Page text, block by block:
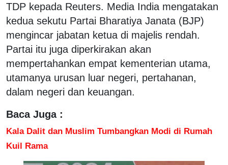
TDP kepada Reuters. Media India mengatakan
kedua sekutu Partai Bharatiya Janata (BJP)
mengincar jabatan ketua di majelis rendah.
Partai itu juga diperkirakan akan
mempertahankan empat kementerian utama,
utamanya urusan luar negeri, pertahanan,
dalam negeri dan keuangan.
Baca Juga :
Kala Dalit dan Muslim Tumbangkan Modi di Rumah
Kuil Rama